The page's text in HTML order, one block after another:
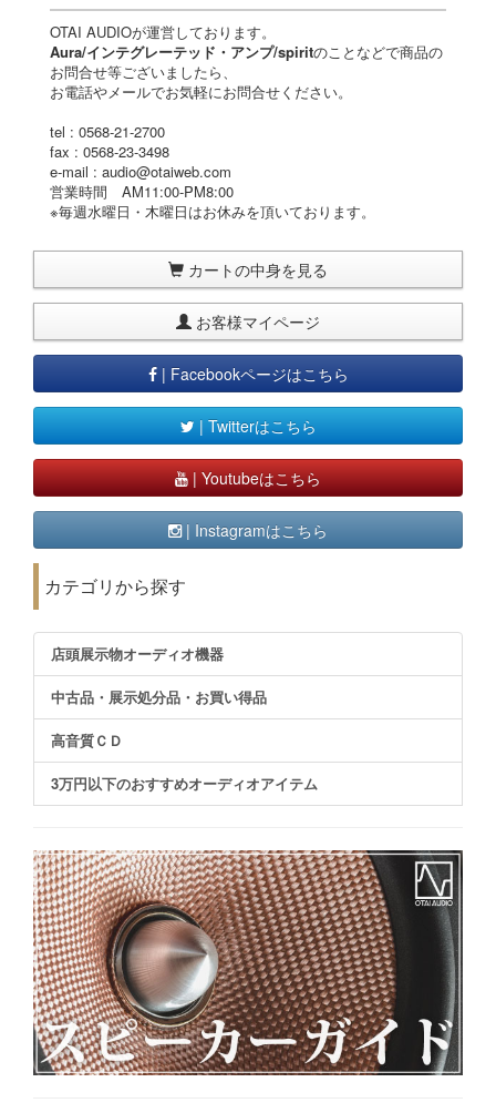
OTAI AUDIOが運営しております。
Aura/インテグレーテッド・アンプ/spiritのことなどで商品の
お問合せ等ございましたら、
お電話やメールでお気軽にお問合せください。
tel : 0568-21-2700
fax : 0568-23-3498
e-mail : audio@otaiweb.com
営業時間 AM11:00-PM8:00
※毎週水曜日・木曜日はお休みを頂いております。
カートの中身を見る
お客様マイページ
| Facebookページはこちら
| Twitterはこちら
| Youtubeはこちら
| Instagramはこちら
カテゴリから探す
店頭展示物オーディオ機器
中古品・展示処分品・お買い得品
高音質ＣＤ
3万円以下のおすすめオーディオアイテム